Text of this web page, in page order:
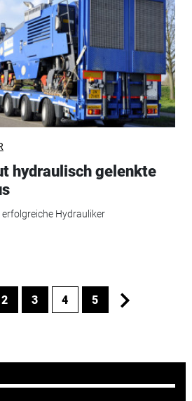
hydraulisch gelenkte
Hydrauliker
2 3 4 5